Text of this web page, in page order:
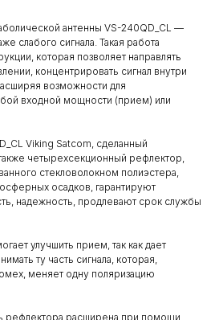
антенны VS-240QD_CL —
слабого сигнала. Такая работа
которая позволяет направлять
концентрировать сигнал внутри
возможности для
входной мощности (прием) или
Viking Satcom, сделанный
четырехсекционный рефлектор,
стекловолокном полиэстера,
осадков, гарантируют
надежность, продлевают срок службы
улучшить прием, так как дает
ту часть сигнала, которая,
меняет одну поляризацию
рефлектора расширена при помощи